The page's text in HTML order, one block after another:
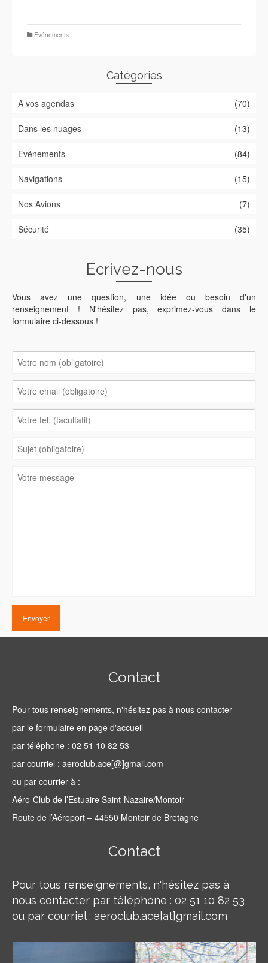
Evénements
Catégories
A vos agendas (70)
Dans les nuages (13)
Evénements (84)
Navigations (15)
Nos Avions (7)
Sécurité (35)
Ecrivez-nous
Vous avez une question, une idée ou besoin d'un
renseignement ! N'hésitez pas, exprimez-vous dans le
formulaire ci-dessous !
Contact
Pour tous renseignements, n'hésitez pas à nous contacter
par le formulaire en page d'accueil
par téléphone : 02 51 10 82 53
par courriel : aeroclub.ace[@]gmail.com
ou par courrier à :
Aéro-Club de l’Estuaire Saint-Nazaire/Montoir
Route de l’Aéroport – 44550 Montoir de Bretagne
Contact
Pour tous renseignements, n'hésitez pas à
nous contacter par téléphone : 02 51 10 82 53
ou par courriel : aeroclub.ace[at]gmail.com